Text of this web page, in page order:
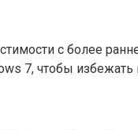
с более
7, чтобы избежать